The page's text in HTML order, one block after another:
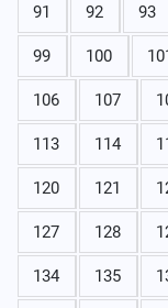
91 92 93
99 100
106 107
113 114
120 121
127 128
134 135